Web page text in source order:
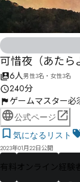
可惜夜（あたら
6人男性3名・女性3名
240分
ゲームマスター必
公式ページ
気になるリスト
2023年01月22日公開
有料 オンライン 経験